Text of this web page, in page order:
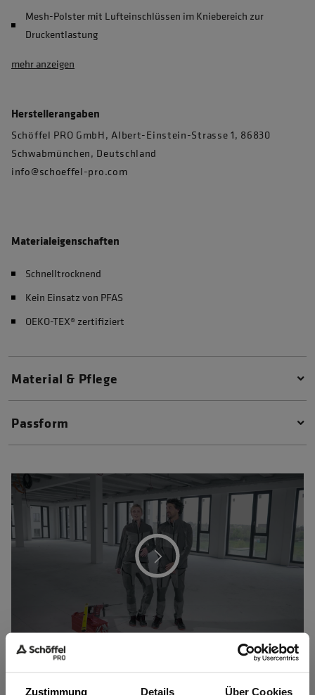
Zustimmung Details Über Cookies
Mesh-Polster mit Lufteinschlüssen im Kniebereich zur
Druckentlastung
mehr anzeigen
Herstellerangaben
Schöffel PRO GmbH, Albert-Einstein-Strasse 1, 86830
Schwabmünchen, Deutschland
info@schoeffel-pro.com
Materialeigenschaften
Schnelltrocknend
Kein Einsatz von PFAS
OEKO-TEX® zertifiziert
Material & Pflege
Passform